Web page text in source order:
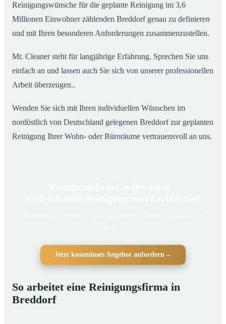
Reinigungswünsche für die geplante Reinigung im 3,6
Millionen Einwohner zählenden Breddorf genau zu definieren
und mit Ihren besonderen Anforderungen zusammenzustellen.
Mr. Cleaner steht für langjährige Erfahrung. Sprechen Sie uns
einfach an und lassen auch Sie sich von unserer professionellen
Arbeit überzeugen..
Wenden Sie sich mit Ihren individuellen Wünschen im
nordöstlich von Deutschland gelegenen Breddorf zur geplanten
Reinigung Ihrer Wohn- oder Büroräume vertrauensvoll an uns.
Jetzt kostenloses Angebot anfordern→
So arbeitet eine Reinigungsfirma in
Breddorf